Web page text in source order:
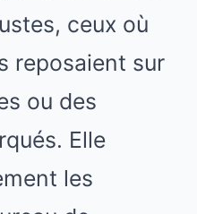
ceux où
reposaient sur
ou des
Elle
les